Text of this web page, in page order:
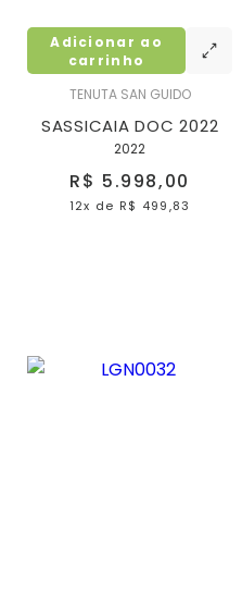
TENUTA SAN GUIDO
SASSICAIA DOC 2022
2022
R$ 5.998,00
12x de R$ 499,83
Adicionar ao
carrinho